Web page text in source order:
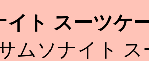
イト スーツケ
ムソナイト